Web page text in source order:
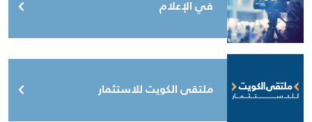
في الإعلام
ملتقى الكويت للاستثمار